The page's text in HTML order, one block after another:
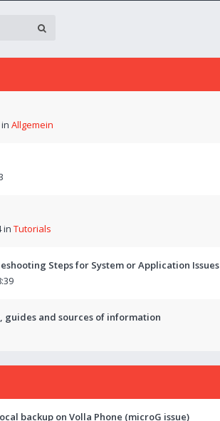
Allgemein
in Tutorials
Steps for System or Application Issues
guides and sources of information
backup on Volla Phone (microG issue)